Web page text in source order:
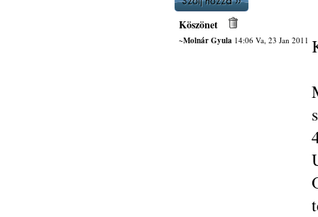
Köszönet
~Molnár Gyula14:06 Va, 23 Jan 2011